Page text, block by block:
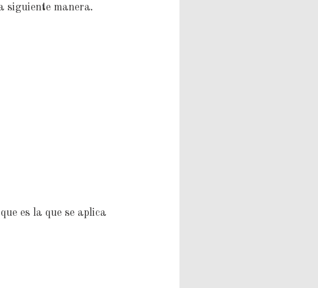
siguiente manera.
es la que se aplica